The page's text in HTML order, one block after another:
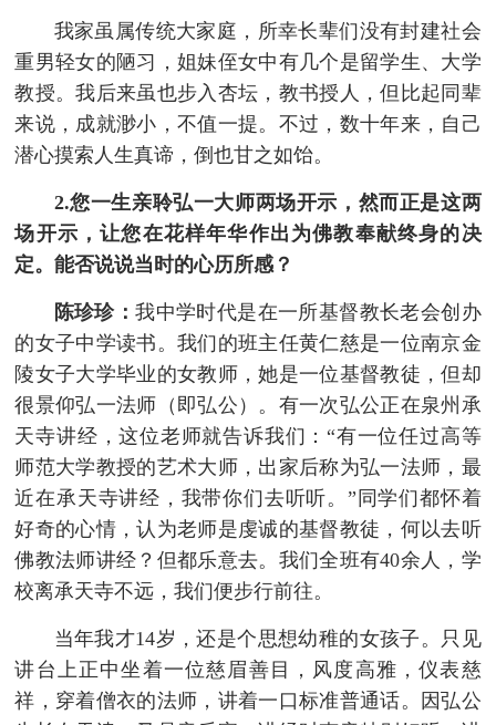
我家虽属传统大家庭，所幸长辈们没有封建社会
重男轻女的陋习，姐妹侄女中有几个是留学生、大学
教授。我后来虽也步入杏坛，教书授人，但比起同辈
来说，成就渺小，不值一提。不过，数十年来，自己
潜心摸索人生真谛，倒也甘之如饴。
2.您一生亲聆弘一大师两场开示，然而正是这两
场开示，让您在花样年华作出为佛教奉献终身的决
定。能否说说当时的心历所感？
陈珍珍：我中学时代是在一所基督教长老会创办
的女子中学读书。我们的班主任黄仁慈是一位南京金
陵女子大学毕业的女教师，她是一位基督教徒，但却
很景仰弘一法师（即弘公）。有一次弘公正在泉州承
天寺讲经，这位老师就告诉我们：“有一位任过高等
师范大学教授的艺术大师，出家后称为弘一法师，最
近在承天寺讲经，我带你们去听听。”同学们都怀着
好奇的心情，认为老师是虔诚的基督教徒，何以去听
佛教法师讲经？但都乐意去。我们全班有40余人，学
校离承天寺不远，我们便步行前往。
当年我才14岁，还是个思想幼稚的女孩子。只见
讲台上正中坐着一位慈眉善目，风度高雅，仪表慈
祥，穿着僧衣的法师，讲着一口标准普通话。因弘公